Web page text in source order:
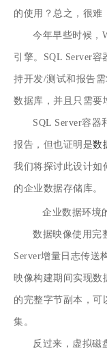
的使用？总之，很难
今年早些时候，
引擎。SQL Server
持开发/测试和报告
数据库，并且只需要
SQL Server容器
报告，但也证明是数
我们将探讨此设计如
的企业数据存储库。
企业数据环境
数据映像使用完
Server增量日志传送
映像构建期间实现数
的完整字节副本，可
集。
反过来，虚拟磁